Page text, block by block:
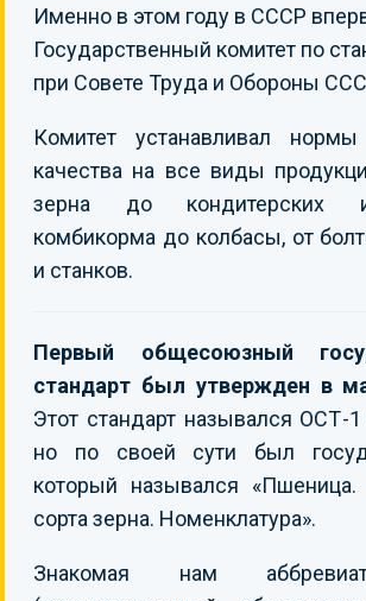
Именно в этом году в СССР
Государственный комитет по
при Совете Труда и Обороны
Комитет устанавливал
качества на все виды
зерна до кондитерских
комбикорма до колбасы, от
и станков.
Первый общесоюзный
стандарт был утвержден в
Этот стандарт назывался ОСТ-
но по своей сути был
который назывался «Пшеница.
сорта зерна. Номенклатура».
Знакомая нам